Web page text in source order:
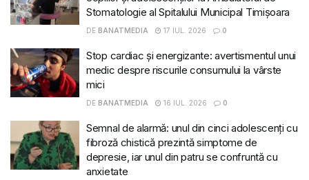
Stomatologie al Spitalului Municipal Timișoara
DE BANATMEDIA 17 IUL. 2026 0
Stop cardiac și energizante: avertismentul unui
medic despre riscurile consumului la vârste
mici
DE BANATMEDIA 16 IUL. 2026 0
Semnal de alarmă: unul din cinci adolescenți cu
fibroză chistică prezintă simptome de
depresie, iar unul din patru se confruntă cu
anxietate